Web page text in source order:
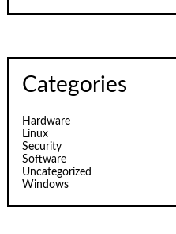
Categories
Hardware
Linux
Security
Software
Uncategorized
Windows